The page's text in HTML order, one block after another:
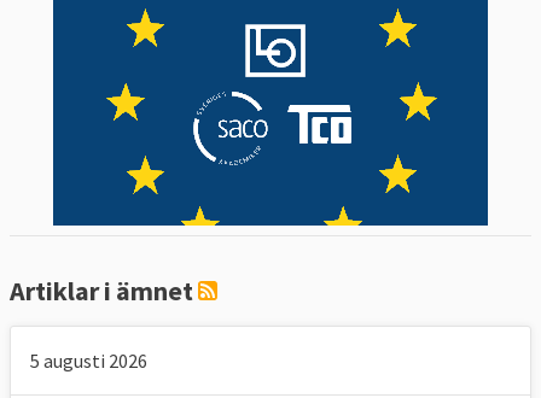
Artiklar i ämnet
5 augusti 2026